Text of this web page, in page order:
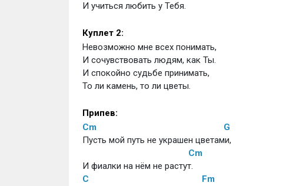
И учиться любить у Тебя.
Куплет 2:
Невозможно мне всех понимать,
И сочувствовать людям, как Ты.
И спокойно судьбе принимать,
То ли камень, то ли цветы.
Припев:
Cm
G
Пусть мой путь не украшен цветами,
Cm
И фиалки на нём не растут.
C
Fm